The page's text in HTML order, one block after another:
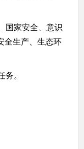
国家安全、意识
全生产、生态环
务。